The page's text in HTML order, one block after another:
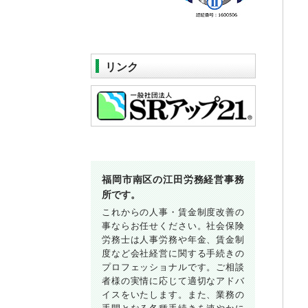
リンク
福岡市南区の江田労務経営事務
所です。
これからの人事・賃金制度改善の
事ならお任せください。社会保険
労務士は人事労務や年金、賃金制
度など会社経営に関する手続きの
プロフェッショナルです。ご相談
者様の実情に応じて適切なアドバ
イスをいたします。また、業務の